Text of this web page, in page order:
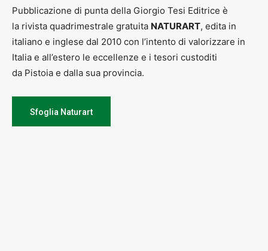
Pubblicazione di punta della Giorgio Tesi Editrice è
la rivista quadrimestrale gratuita NATURART, edita in
italiano e inglese dal 2010 con l’intento di valorizzare in
Italia e all’estero le eccellenze e i tesori custoditi
da Pistoia e dalla sua provincia.
Sfoglia Naturart